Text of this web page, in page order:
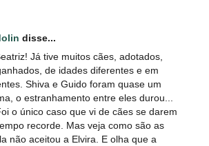
disse...
Já tive muitos cães, adotados,
de idades diferentes e em
Shiva e Guido foram quase um
o estranhamento entre eles durou...
o único caso que vi de cães se darem
recorde. Mas veja como são as
não aceitou a Elvira. E olha que a